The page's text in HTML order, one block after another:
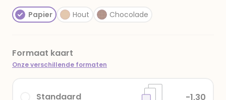
Papier Hout Chocolade
Formaat kaart
Onze verschillende formaten
Standaard -1,30